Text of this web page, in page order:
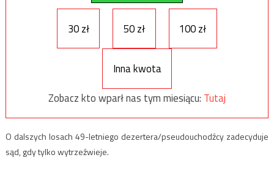
30 zł 50 zł 100 zł
Inna kwota
Zobacz kto wparł nas tym miesiącu: Tutaj
O dalszych losach 49-letniego dezertera/pseudouchodźcy zadecyduje
sąd, gdy tylko wytrzeźwieje.